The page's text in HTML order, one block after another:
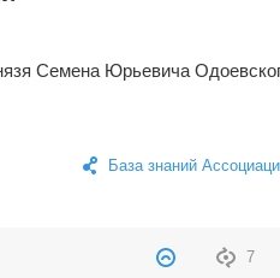
Семена Юрьевича
База знаний
7